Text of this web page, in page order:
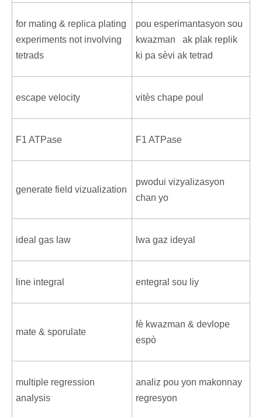
for mating & replica plating
experiments not involving
tetrads
pou esperimantasyon sou
kwazman ak plak replik
ki pa sèvi ak tetrad
escape velocity vitès chape poul
F1 ATPase F1 ATPase
generate field vizualization
pwodui vizyalizasyon
chan yo
ideal gas law lwa gaz ideyal
line integral entegral sou liy
mate & sporulate
fè kwazman & devlope
espò
multiple regression
analysis
analiz pou yon makonnay
regresyon